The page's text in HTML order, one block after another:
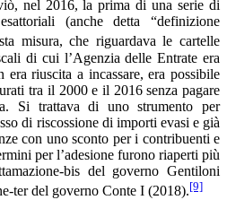
nel 2016, la prima di una serie di
(anche detta “definizione
misura, che riguardava le cartelle
di cui l’Agenzia delle Entrate era
era riuscita a incassare, era possibile
tra il 2000 e il 2016 senza pagare
Si trattava di uno strumento per
di riscossione di importi evasi e già
con uno sconto per i contribuenti e
per l’adesione furono riaperti più
bis del governo Gentiloni
ter del governo Conte I (2018).[9]